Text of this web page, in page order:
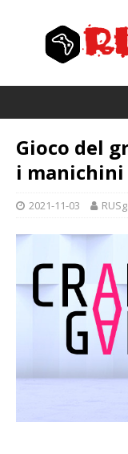
Gioco del
i manichini
2021-11-03